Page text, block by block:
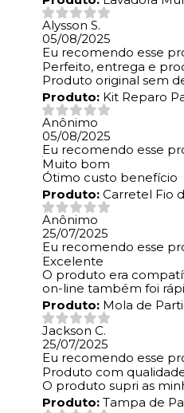
Alysson S.
05/08/2025
Eu recomendo esse
Perfeito, entrega e
Produto original sem
Produto: Kit Reparo
Anônimo
05/08/2025
Eu recomendo esse
Muito bom
Ótimo custo benefício
Produto: Carretel Fio
Anônimo
25/07/2025
Eu recomendo esse
Excelente
O produto era
on-line também foi
Produto: Mola de
Jackson C.
25/07/2025
Eu recomendo esse
Produto com
O produto supri as
Produto: Tampa de